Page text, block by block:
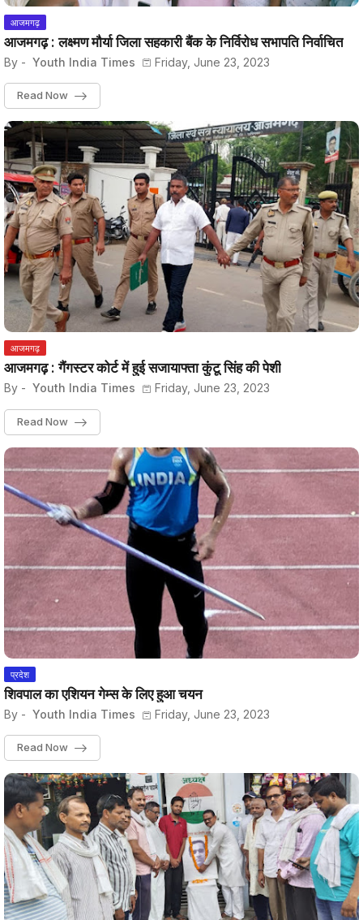
आजमगढ़
आजमगढ़ : लक्ष्मण मौर्या जिला सहकारी बैंक के निर्विरोध सभापति निर्वाचित
By - Youth India Times Friday, June 23, 2023
Read Now
आजमगढ़
आजमगढ़ : गैंगस्टर कोर्ट में हुई सजायाफ्ता कुंटू सिंह की पेशी
By - Youth India Times Friday, June 23, 2023
Read Now
प्रदेश
शिवपाल का एशियन गेम्स के लिए हुआ चयन
By - Youth India Times Friday, June 23, 2023
Read Now